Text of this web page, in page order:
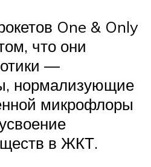
One & Only
что они
―
нормализующие
микрофлоры
в ЖКТ.